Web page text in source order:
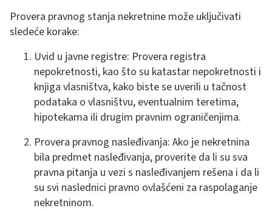
Provera pravnog stanja nekretnine može uključivati
sledeće korake:
Uvid u javne registre: Provera registra
nepokretnosti, kao što su katastar nepokretnosti i
knjiga vlasništva, kako biste se uverili u tačnost
podataka o vlasništvu, eventualnim teretima,
hipotekama ili drugim pravnim ograničenjima.
Provera pravnog nasleđivanja: Ako je nekretnina
bila predmet nasleđivanja, proverite da li su sva
pravna pitanja u vezi s nasleđivanjem rešena i da li
su svi naslednici pravno ovlašćeni za raspolaganje
nekretninom.